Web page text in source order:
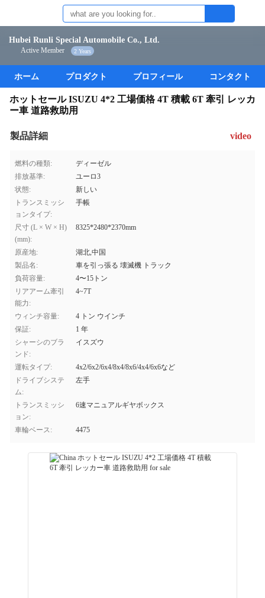
Hubei Runli Special Automobile Co., Ltd.
Active Member 2 Years
ホーム プロダクト プロフィール コンタクト
ホットセール ISUZU 4*2 工場価格 4T 積載 6T 牽引 レッカ
ー車 道路救助用
製品詳細 video
燃料の種類:
ディーゼル
排放基準:
ユーロ3
状態:
新しい
トランスミッシ
ョンタイプ:
手帳
尺寸 (L × W × H)
(mm):
8325*2480*2370mm
原産地:
湖北,中国
製品名:
車を引っ張る 壊滅機 トラック
負荷容量:
4〜15トン
リアアーム牽引
能力:
4~7T
ウィンチ容量:
4 トン ウインチ
保証:
1 年
シャーシのブラ
ンド:
イスズウ
運転タイプ:
4x2/6x2/6x4/8x4/8x6/4x4/6x6など
ドライブシステ
ム:
左手
トランスミッシ
ョン:
6速マニュアルギヤボックス
車輪ベース: 4475